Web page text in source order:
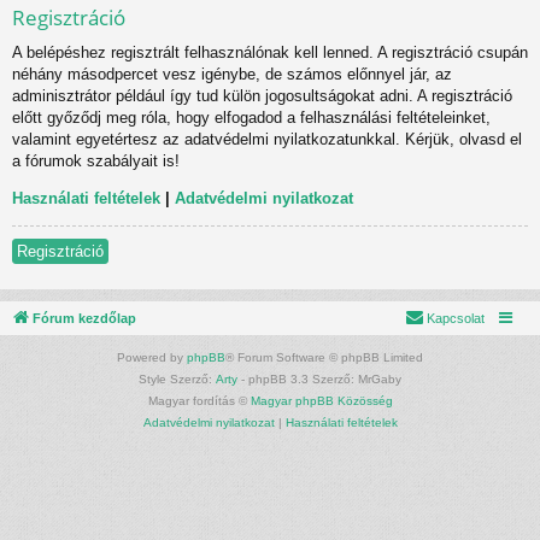
Regisztráció
A belépéshez regisztrált felhasználónak kell lenned. A regisztráció csupán
néhány másodpercet vesz igénybe, de számos előnnyel jár, az
adminisztrátor például így tud külön jogosultságokat adni. A regisztráció
előtt győződj meg róla, hogy elfogadod a felhasználási feltételeinket,
valamint egyetértesz az adatvédelmi nyilatkozatunkkal. Kérjük, olvasd el
a fórumok szabályait is!
Használati feltételek | Adatvédelmi nyilatkozat
Regisztráció
Fórum kezdőlap Kapcsolat
Powered by phpBB® Forum Software © phpBB Limited
Style Szerző: Arty - phpBB 3.3 Szerző: MrGaby
Magyar fordítás © Magyar phpBB Közösség
Adatvédelmi nyilatkozat| Használati feltételek